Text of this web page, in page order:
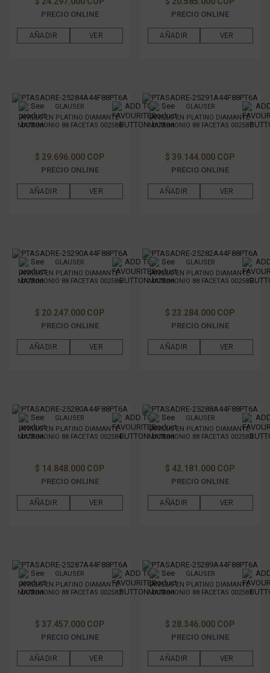
PRECIO ONLINE
AÑADIR VER
PRECIO ONLINE
AÑADIR VER
GLAUSER
ANILLO EN PLATINO DIAMANTE
MATRIMONIO 88 FACETAS 002588
$ 29.696.000 COP
PRECIO ONLINE
AÑADIR VER
GLAUSER
ANILLO EN PLATINO DIAMANTE
MATRIMONIO 88 FACETAS 002587
$ 39.144.000 COP
PRECIO ONLINE
AÑADIR VER
GLAUSER
ANILLO EN PLATINO DIAMANTE
MATRIMONIO 88 FACETAS 002586
$ 20.247.000 COP
PRECIO ONLINE
AÑADIR VER
GLAUSER
ANILLO EN PLATINO DIAMANTE
MATRIMONIO 88 FACETAS 002585
$ 23.284.000 COP
PRECIO ONLINE
AÑADIR VER
GLAUSER
ANILLO EN PLATINO DIAMANTE
MATRIMONIO 88 FACETAS 002584
$ 14.848.000 COP
PRECIO ONLINE
AÑADIR VER
GLAUSER
ANILLO EN PLATINO DIAMANTE
MATRIMONIO 88 FACETAS 002583
$ 42.181.000 COP
PRECIO ONLINE
AÑADIR VER
GLAUSER
ANILLO EN PLATINO DIAMANTE
MATRIMONIO 88 FACETAS 002582
$ 37.457.000 COP
PRECIO ONLINE
AÑADIR VER
GLAUSER
ANILLO EN PLATINO DIAMANTE
MATRIMONIO 88 FACETAS 002581
$ 28.346.000 COP
PRECIO ONLINE
AÑADIR VER